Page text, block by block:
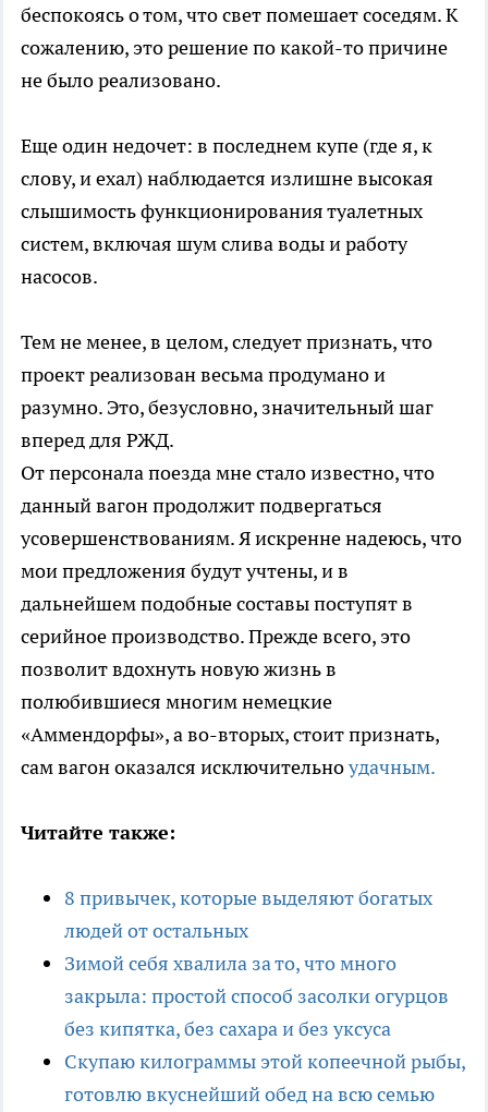
беспокоясь о том, что свет помешает соседям. К
сожалению, это решение по какой-то причине
не было реализовано.
Еще один недочет: в последнем купе (где я, к
слову, и ехал) наблюдается излишне высокая
слышимость функционирования туалетных
систем, включая шум слива воды и работу
насосов.
Тем не менее, в целом, следует признать, что
проект реализован весьма продумано и
разумно. Это, безусловно, значительный шаг
вперед для РЖД.
От персонала поезда мне стало известно, что
данный вагон продолжит подвергаться
усовершенствованиям. Я искренне надеюсь, что
мои предложения будут учтены, и в
дальнейшем подобные составы поступят в
серийное производство. Прежде всего, это
позволит вдохнуть новую жизнь в
полюбившиеся многим немецкие
«Аммендорфы», а во-вторых, стоит признать,
сам вагон оказался исключительноудачным.
Читайте также:
8 привычек, которые выделяют богатых
людей от остальных
Зимой себя хвалила за то, что много
закрыла: простой способ засолки огурцов
без кипятка, без сахара и без уксуса
Скупаю килограммы этой копеечной рыбы,
готовлю вкуснейший обед на всю семью